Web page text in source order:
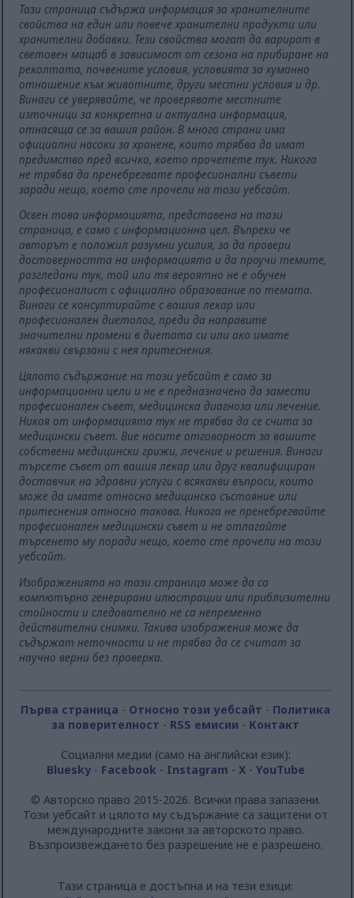
Тази страница съдържа информация за хранителните
свойства на един или повече хранителни продукти или
хранителни добавки. Тези свойства могат да варират в
световен мащаб в зависимост от сезона на прибиране на
реколтата, почвените условия, условията за хуманно
отношение към животните, други местни условия и др.
Винаги се уверявайте, че проверявате местните
източници за конкретна и актуална информация,
отнасяща се за вашия район. В много страни има
официални насоки за хранене, които трябва да имат
предимство пред всичко, което прочетете тук. Никога
не трябва да пренебрегвате професионални съвети
заради нещо, което сте прочели на този уебсайт.
Освен това информацията, представена на тази
страница, е само с информационна цел. Въпреки че
авторът е положил разумни усилия, за да провери
достоверността на информацията и да проучи темите,
разгледани тук, той или тя вероятно не е обучен
професионалист с официално образование по темата.
Винаги се консултирайте с вашия лекар или
професионален диетолог, преди да направите
значителни промени в диетата си или ако имате
някакви свързани с нея притеснения.
Цялото съдържание на този уебсайт е само за
информационни цели и не е предназначено да замести
професионален съвет, медицинска диагноза или лечение.
Никоя от информацията тук не трябва да се счита за
медицински съвет. Вие носите отговорност за вашите
собствени медицински грижи, лечение и решения. Винаги
търсете съвет от вашия лекар или друг квалифициран
доставчик на здравни услуги с всякакви въпроси, които
може да имате относно медицинско състояние или
притеснения относно такова. Никога не пренебрегвайте
професионален медицински съвет и не отлагайте
търсенето му поради нещо, което сте прочели на този
уебсайт.
Изображенията на тази страница може да са
компютърно генерирани илюстрации или приблизителни
стойности и следователно не са непременно
действителни снимки. Такива изображения може да
съдържат неточности и не трябва да се считат за
научно верни без проверка.
Първа страница - Относно този уебсайт - Политика
за поверителност - RSS емисии - Контакт
Социални медии (само на английски език):
Bluesky- Facebook - Instagram - X- YouTube
© Авторско право 2015-2026. Всички права запазени.
Този уебсайт и цялото му съдържание са защитени от
международните закони за авторското право.
Възпроизвеждането без разрешение не е разрешено.
Тази страница е достъпна и на тези езици: